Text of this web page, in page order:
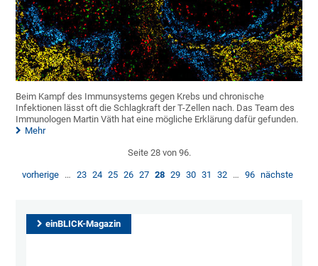
Beim Kampf des Immunsystems gegen Krebs und chronische
Infektionen lässt oft die Schlagkraft der T-Zellen nach. Das Team des
Immunologen Martin Väth hat eine mögliche Erklärung dafür gefunden.
Mehr
Seite 28 von 96.
vorherige … 23 24 25 26 27 28 29 30 31 32 … 96 nächste
einBLICK-Magazin